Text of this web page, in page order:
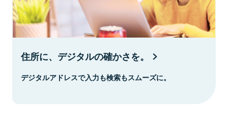
住所に、デジタルの確かさを。
デジタルアドレスで入力も検索もスムーズに。